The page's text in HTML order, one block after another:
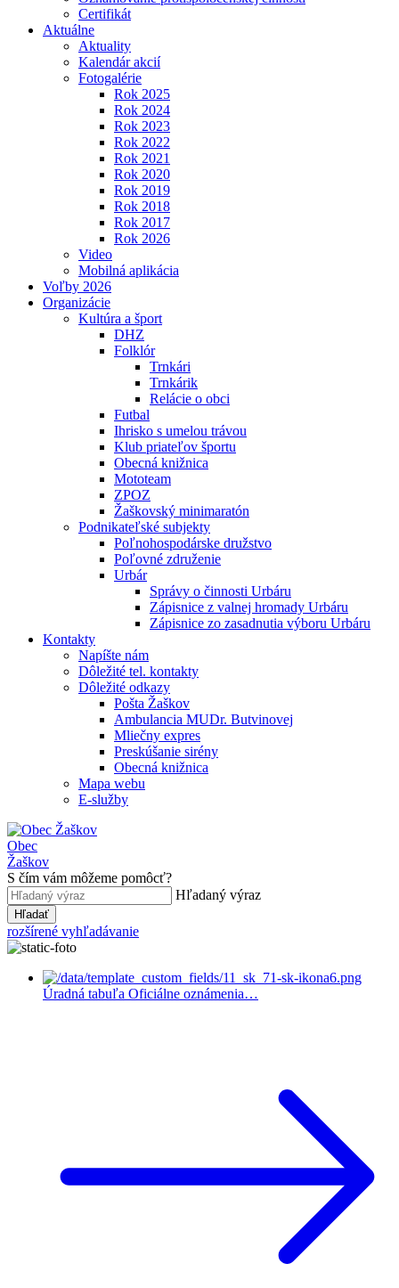
Certifikát
Aktuálne
Aktuality
Kalendár akcií
Fotogalérie
Rok 2025
Rok 2024
Rok 2023
Rok 2022
Rok 2021
Rok 2020
Rok 2019
Rok 2018
Rok 2017
Rok 2026
Video
Mobilná aplikácia
Voľby 2026
Organizácie
Kultúra a šport
DHZ
Folklór
Trnkári
Trnkárik
Relácie o obci
Futbal
Ihrisko s umelou trávou
Klub priateľov športu
Obecná knižnica
Mototeam
ZPOZ
Žaškovský minimaratón
Podnikateľské subjekty
Poľnohospodárske družstvo
Poľovné združenie
Urbár
Správy o činnosti Urbáru
Zápisnice z valnej hromady Urbáru
Zápisnice zo zasadnutia výboru Urbáru
Kontakty
Napíšte nám
Dôležité tel. kontakty
Dôležité odkazy
Pošta Žaškov
Ambulancia MUDr. Butvinovej
Mliečny expres
Preskúšanie sirény
Obecná knižnica
Mapa webu
E-služby
Obec
Žaškov
S čím vám môžeme pomôcť?
Hľadaný výraz
Hľadať
rozšírené vyhľadávanie
Úradná tabuľa Oficiálne oznámenia…